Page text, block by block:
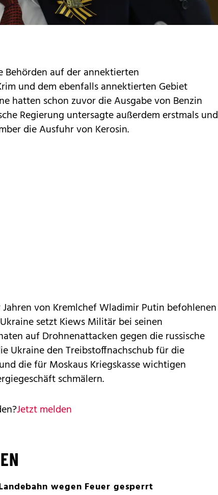
Behörden auf der annektierten
und dem ebenfalls annektierten Gebiet
hatten schon zuvor die Ausgabe von Benzin
Regierung untersagte außerdem erstmals und
die Ausfuhr von Kerosin.
von Kremlchef Wladimir Putin befohlenen
setzt Kiews Militär bei seinen
auf Drohnenattacken gegen die russische
Ukraine den Treibstoffnachschub für die
die für Moskaus Kriegskasse wichtigen
schmälern.
Jetzt melden
wegen Feuer gesperrt